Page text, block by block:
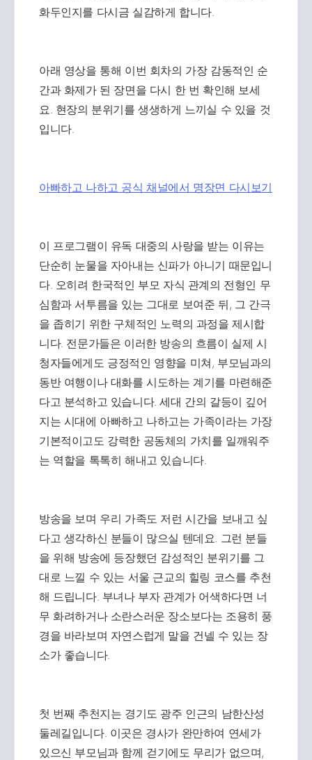
화두인지를 다시금 실감하게 합니다.
아래 영상을 통해 이번 회차의 가장 감동적인 순
간과 화제가 된 장면을 다시 한 번 확인해 보세
요. 현장의 분위기를 생생하게 느끼실 수 있을 것
입니다.
아빠하고 나하고 공식 채널에서 명장면 다시보기
이 프로그램이 유독 대중의 사랑을 받는 이유는
단순히 눈물을 자아내는 신파가 아니기 때문입니
다. 오히려 한국적인 부모 자식 관계의 전형인 무
심함과 서투름을 있는 그대로 보여준 뒤, 그 간극
을 좁히기 위한 구체적인 노력의 과정을 제시합
니다. 전문가들은 이러한 방송의 흐름이 실제 시
청자들에게도 긍정적인 영향을 미쳐, 부모님과의
동반 여행이나 대화를 시도하는 계기를 마련해준
다고 분석하고 있습니다. 세대 간의 갈등이 깊어
지는 시대에 아빠하고 나하고는 가족이라는 가장
기본적이고도 강력한 공동체의 가치를 일깨워주
는 역할을 톡톡히 해내고 있습니다.
방송을 보며 우리 가족도 저런 시간을 보내고 싶
다고 생각하신 분들이 많으실 텐데요. 그런 분들
을 위해 방송에 등장했던 감성적인 분위기를 그
대로 느낄 수 있는 서울 근교의 힐링 코스를 추천
해 드립니다. 부녀나 부자 관계가 어색하다면 너
무 화려하거나 소란스러운 장소보다는 조용히 풍
경을 바라보며 자연스럽게 말을 건넬 수 있는 장
소가 좋습니다.
첫 번째 추천지는 경기도 광주 인근의 남한산성
둘레길입니다. 이곳은 경사가 완만하여 연세가
있으신 부모님과 함께 걷기에도 무리가 없으며,